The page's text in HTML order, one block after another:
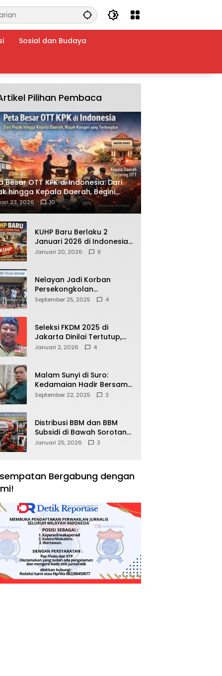
Sosial dan Budaya
Pilihan Pembaca
Besar OTT KPK di Indonesia: Dari
hingga Kepala Daerah, Begini
Korupsi yang Terbongkar
23, 2026 10
KUHP Baru Berlaku 2
Januari 2026 di Indonesia,
Apa Dampaknya bagi
Dipahami Publik
Januari 20, 2026 9
Nelayan Jadi Korban
Persekongkolan
Penyelewengan BBM
September 25, 2025 4
Seleksi FKDM 2025 di
Jakarta Dinilai Tertutup,
Transparansi
Januari 2, 2026 4
Malam Sunyi di Suro:
Kedamaian Hadir Bersama
Secangkir Kopi Hangat
September 22, 2025 3
Distribusi BBM dan BBM
Subsidi di Bawah Sorotan
Publik: Antara Kepentingan
Januari 25, 2026 3
Bergabung dengan